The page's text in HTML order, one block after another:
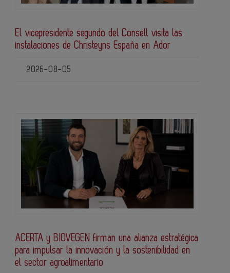
El vicepresidente segundo del Consell visita las
instalaciones de Christeyns España en Ador
2026-08-05
ACERTA y BIOVEGEN firman una alianza estratégica
para impulsar la innovación y la sostenibilidad en
el sector agroalimentario